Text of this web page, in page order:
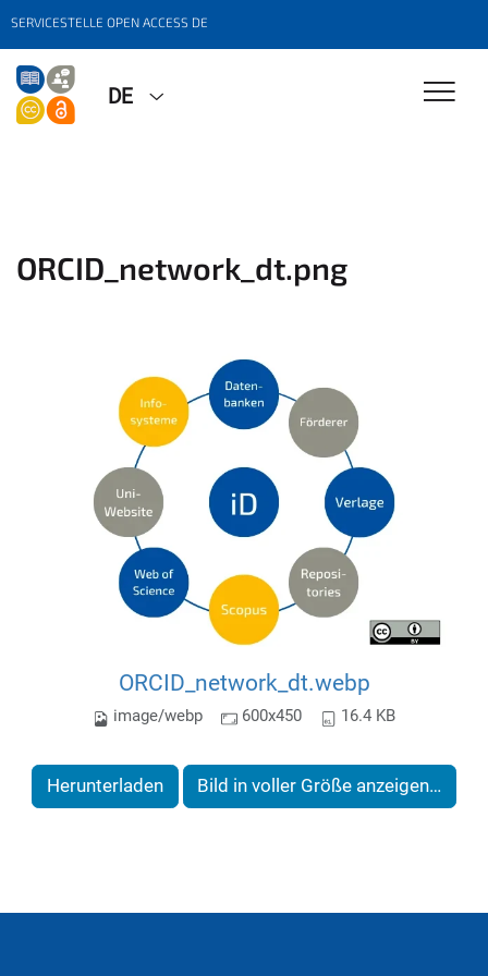
SERVICESTELLE OPEN ACCESS DE
DE
ORCID_network_dt.png
ORCID_network_dt.webp
image/webp 600x450 16.4 KB
Herunterladen Bild in voller Größe anzeigen…